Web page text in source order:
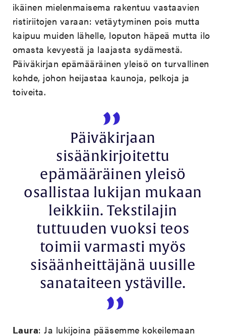
ikäinen mielenmaisema rakentuu vastaavien
ristiriitojen varaan: vetäytyminen pois mutta
kaipuu muiden lähelle, loputon häpeä mutta ilo
omasta kevyestä ja laajasta sydämestä.
Päiväkirjan epämääräinen yleisö on turvallinen
kohde, johon heijastaa kaunoja, pelkoja ja
toiveita.
Päiväkirjaan
sisäänkirjoitettu
epämääräinen yleisö
osallistaa lukijan mukaan
leikkiin. Tekstilajin
tuttuuden vuoksi teos
toimii varmasti myös
sisäänheittäjänä uusille
sanataiteen ystäville.
Laura: Ja lukijoina pääsemme kokeilemaan